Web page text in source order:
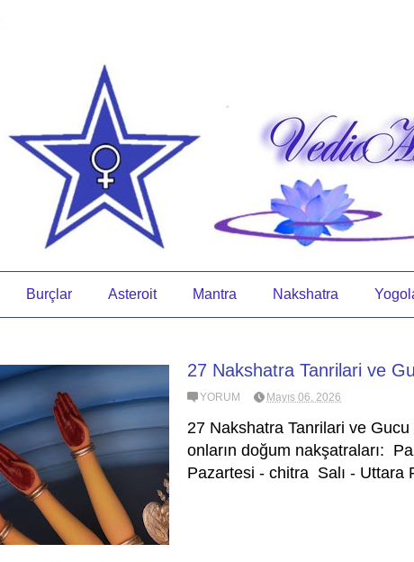
Burçlar Asteroit Mantra Nakshatra
27 Nakshatra Tanrilari ve
YORUM Mayıs 06, 2026
27 Nakshatra Tanrilari ve
onların doğum nakşatraları:
Pazartesi - chitra Salı - Uttara